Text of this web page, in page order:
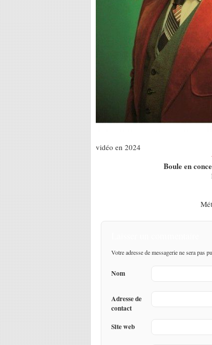
vidéo en 2024
Boule en
Votre adresse de messagerie ne sera pas
Nom
Adresse de
contact
Site web